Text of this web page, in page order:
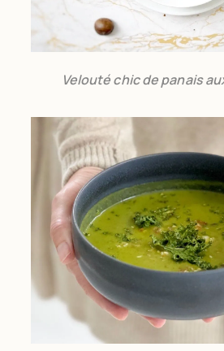
Velouté chic de panais